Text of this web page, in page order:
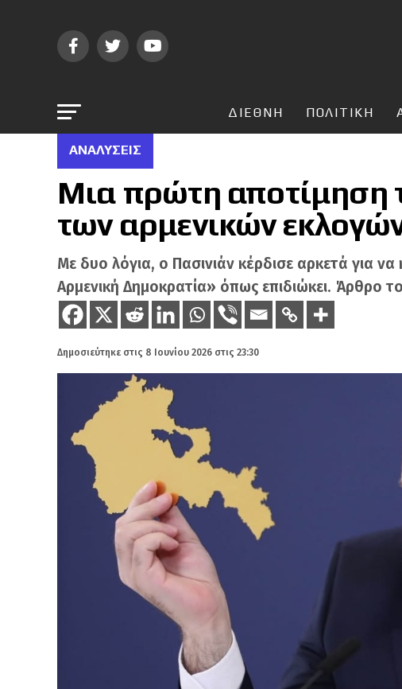
ΔΙΕΘΝΗ ΠΟΛΙΤΙΚΗ
ΑΝΑΛΎΣΕΙΣ
Μια πρώτη αποτίμηση
των αρμενικών
Με δυο λόγια, ο Πασινιάν κέρδισε αρκετά για
Αρμενική Δημοκρατία» όπως επιδιώκει. Άρθρο
Δημοσιεύτηκε στις 8 Ιουνίου 2026 στις 23:30